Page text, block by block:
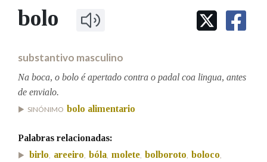
BUSCAR NO CONTIDO
Nos exemplos
Na fraseoloxía
bolo
substantivo masculino
Na boca, o bolo é apertado contra o padal coa lingua, antes
de envialo.
SINÓNIMO bolo alimentario
Palabras relacionadas:
birlo, areeiro, bóla, molete, bolboroto, boloco,